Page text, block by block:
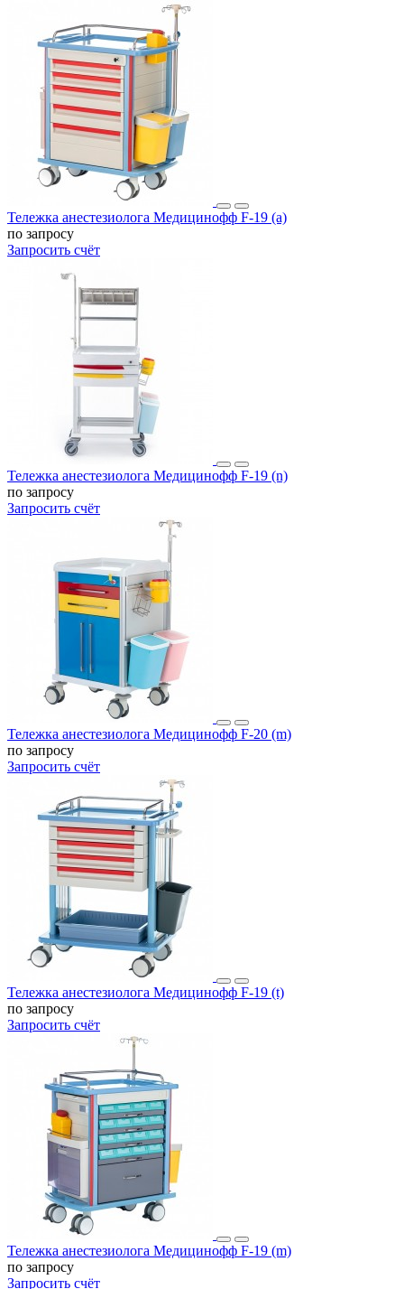
Тележка анестезиолога Медицинофф F-19 (a)
по запросу
Запросить счёт
Тележка анестезиолога Медицинофф F-19 (n)
по запросу
Запросить счёт
Тележка анестезиолога Медицинофф F-20 (m)
по запросу
Запросить счёт
Тележка анестезиолога Медицинофф F-19 (t)
по запросу
Запросить счёт
Тележка анестезиолога Медицинофф F-19 (m)
по запросу
Запросить счёт